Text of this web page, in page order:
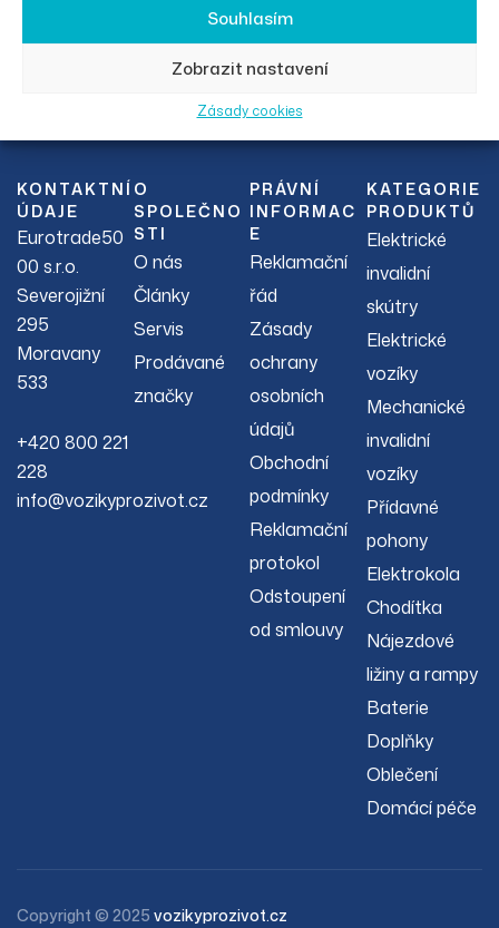
Souhlasím
Zobrazit nastavení
Zásady cookies
KONTAKTNÍ
ÚDAJE
Eurotrade50
00 s.r.o.
Severojižní
295
Moravany
533
+420 800 221
228
info@vozikyprozivot.cz
O
SPOLEČNO
STI
O nás
Články
Servis
Prodávané
značky
PRÁVNÍ
INFORMAC
E
Reklamační
řád
Zásady
ochrany
osobních
údajů
Obchodní
podmínky
Reklamační
protokol
Odstoupení
od smlouvy
KATEGORIE
PRODUKTŮ
Elektrické
invalidní
skútry
Elektrické
vozíky
Mechanické
invalidní
vozíky
Přídavné
pohony
Elektrokola
Chodítka
Nájezdové
ližiny a rampy
Baterie
Doplňky
Oblečení
Domácí péče
Copyright © 2025 vozikyprozivot.cz